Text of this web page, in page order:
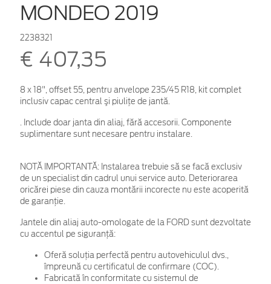
MONDEO 2019
2238321
€ 407,35
8 x 18", offset 55, pentru anvelope 235/45 R18, kit complet
inclusiv capac central şi piuliţe de jantă.
. Include doar janta din aliaj, fără accesorii. Componente
suplimentare sunt necesare pentru instalare.
NOTĂ IMPORTANTĂ: Instalarea trebuie să se facă exclusiv
de un specialist din cadrul unui service auto. Deteriorarea
oricărei piese din cauza montării incorecte nu este acoperită
de garanţie.
Jantele din aliaj auto-omologate de la FORD sunt dezvoltate
cu accentul pe siguranță:
Oferă soluția perfectă pentru autovehiculul dvs.,
împreună cu certificatul de confirmare (COC).
Fabricată în conformitate cu sistemul de